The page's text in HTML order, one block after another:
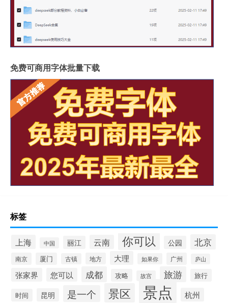
免费可商用字体批量下载
标签
上海 中国 丽江 云南 你可以 公园 北京
南京 厦门 古镇 地方 大理 如果你 广州 庐山
张家界 您可以 成都 攻略 故宫 旅游 旅行
时间 昆明 是一个 景区 景点 杭州